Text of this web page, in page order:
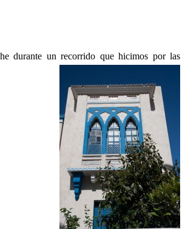
durante un recorrido que hicimos por las